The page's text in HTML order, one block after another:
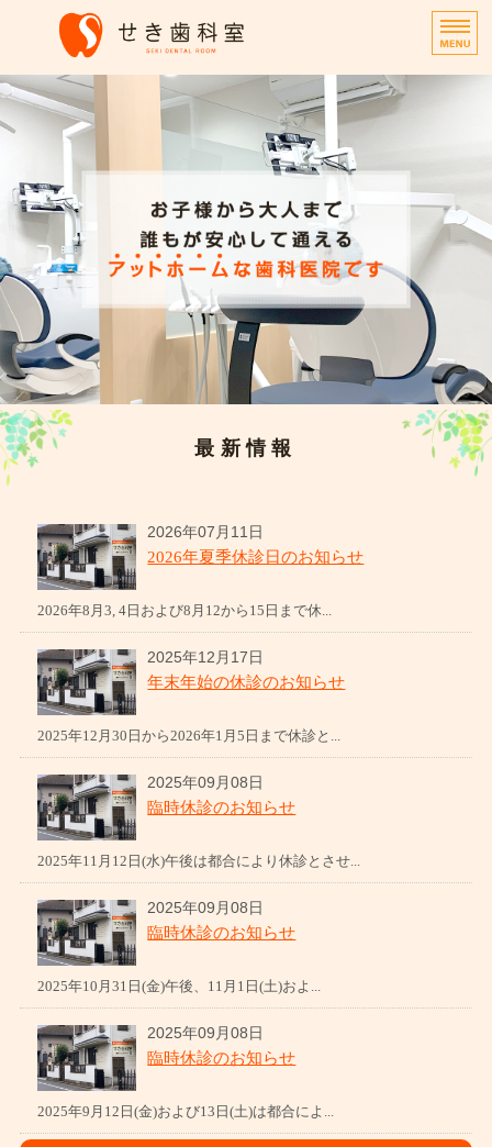
せき歯科室｜練馬区早宮
ホーム
診療内容
院長挨拶
お問い合わせ
近隣歯科医院へ
最新情報
2026年07月11日
2026年夏季休診日のお知らせ
2026年8月3, 4日および8月12から15日まで休...
2025年12月17日
年末年始の休診のお知らせ
2025年12月30日から2026年1月5日まで休診と...
2025年09月08日
臨時休診のお知らせ
2025年11月12日(水)午後は都合により休診とさせ...
2025年09月08日
臨時休診のお知らせ
2025年10月31日(金)午後、11月1日(土)およ...
2025年09月08日
臨時休診のお知らせ
2025年9月12日(金)および13日(土)は都合によ...